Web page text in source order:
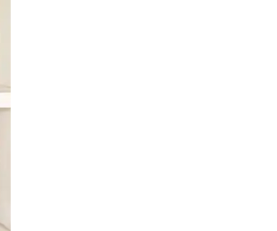
el dedo.